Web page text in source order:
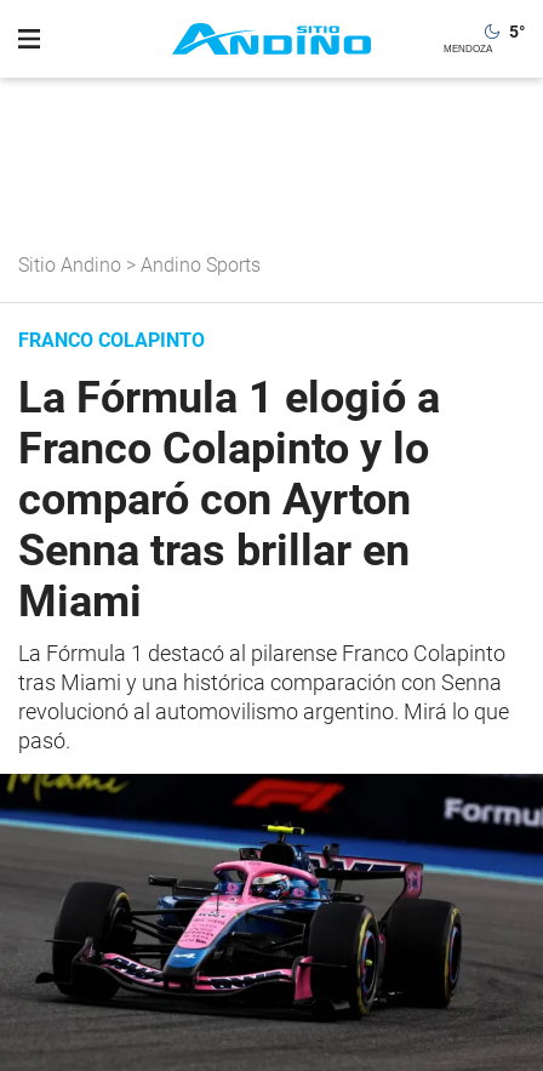
5°
Sitio Andino > Andino Sports
FRANCO COLAPINTO
La Fórmula 1 elogió a
Franco Colapinto y lo
comparó con Ayrton
Senna tras brillar en
Miami
La Fórmula 1 destacó al pilarense Franco Colapinto
tras Miami y una histórica comparación con Senna
revolucionó al automovilismo argentino. Mirá lo que
pasó.